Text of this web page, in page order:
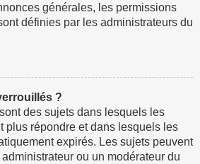
générales, les permissions
définies par les administrateurs du
?
des sujets dans lesquels les
plus répondre et dans lesquels les
expirés. Les sujets peuvent
ou un modérateur du